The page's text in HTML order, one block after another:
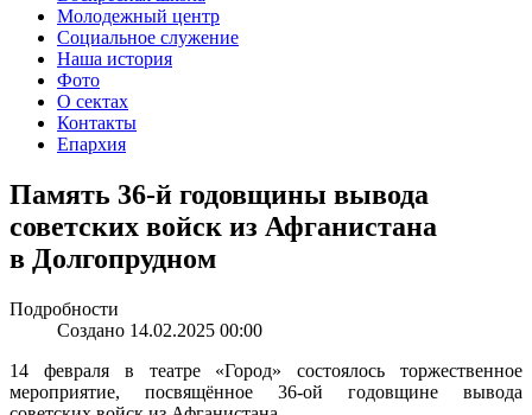
Молодежный центр
Социальное служение
Наша история
Фото
О сектах
Контакты
Епархия
Память 36-й годовщины вывода
советских войск из Афганистана
в Долгопрудном
Подробности
Создано 14.02.2025 00:00
14 февраля в театре «Город» состоялось торжественное
мероприятие, посвящённое 36-ой годовщине вывода